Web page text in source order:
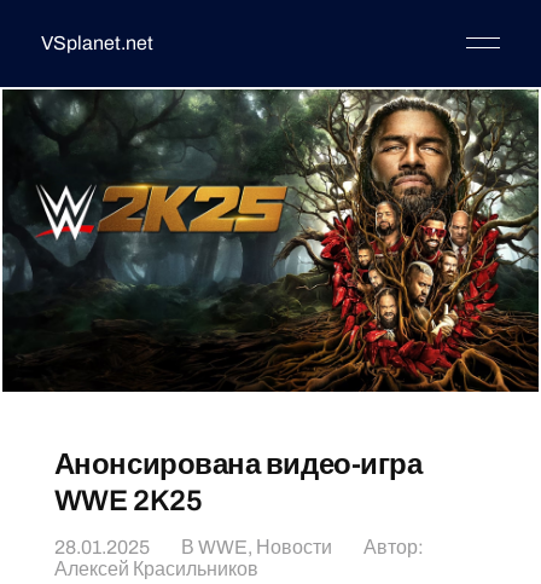
VSplanet.net
Анонсирована видео-игра
WWE 2K25
28.01.2025 В WWE, Новости
Автор:
Алексей Красильников